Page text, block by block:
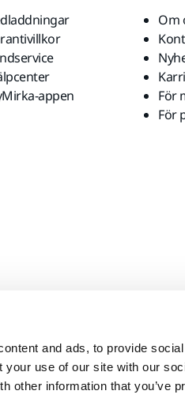
and ads, to provide
your use of our site with our
other information that you’ve
appen
Om
För
För